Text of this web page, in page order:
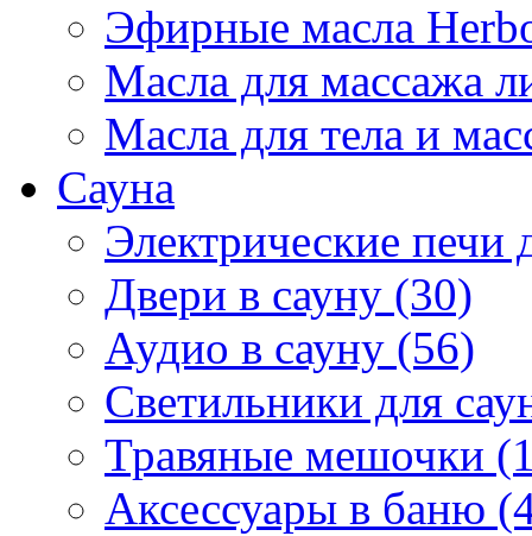
Эфирные масла
Масла для массажа
Масла для тела и
Сауна
Электрические печи
Двери в сауну (30)
Аудио в сауну (56)
Светильники для
Травяные мешочки
Аксессуары в баню